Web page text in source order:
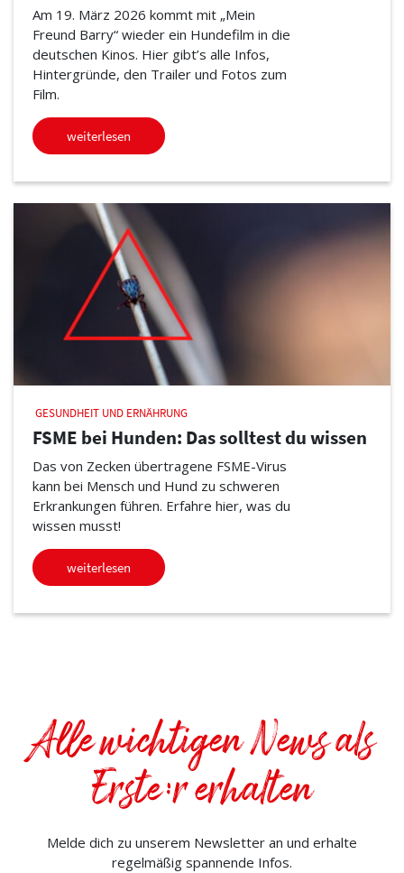
Am 19. März 2026 kommt mit „Mein
Freund Barry“ wieder ein Hundefilm in die
deutschen Kinos. Hier gibt’s alle Infos,
Hintergründe, den Trailer und Fotos zum
Film.
weiterlesen
GESUNDHEIT UND ERNÄHRUNG
FSME bei Hunden: Das solltest du wissen
Das von Zecken übertragene FSME-Virus
kann bei Mensch und Hund zu schweren
Erkrankungen führen. Erfahre hier, was du
wissen musst!
weiterlesen
Alle wichtigen News als
Erste:r erhalten
Melde dich zu unserem Newsletter an und erhalte
regelmäßig spannende Infos.